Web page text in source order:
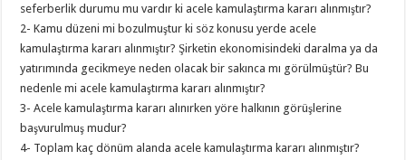
seferberlik durumu mu vardır ki acele kamulaştırma kararı alınmıştır?
2- Kamu düzeni mi bozulmuştur ki söz konusu yerde acele
kamulaştırma kararı alınmıştır? Şirketin ekonomisindeki daralma ya da
yatırımında gecikmeye neden olacak bir sakınca mı görülmüştür? Bu
nedenle mi acele kamulaştırma kararı alınmıştır?
3- Acele kamulaştırma kararı alınırken yöre halkının görüşlerine
başvurulmuş mudur?
4- Toplam kaç dönüm alanda acele kamulaştırma kararı alınmıştır?